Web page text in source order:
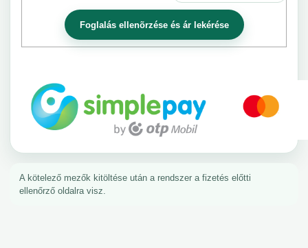
A kötelező mezők kitöltése után a rendszer a fizetés előtti
ellenőrző oldalra visz.